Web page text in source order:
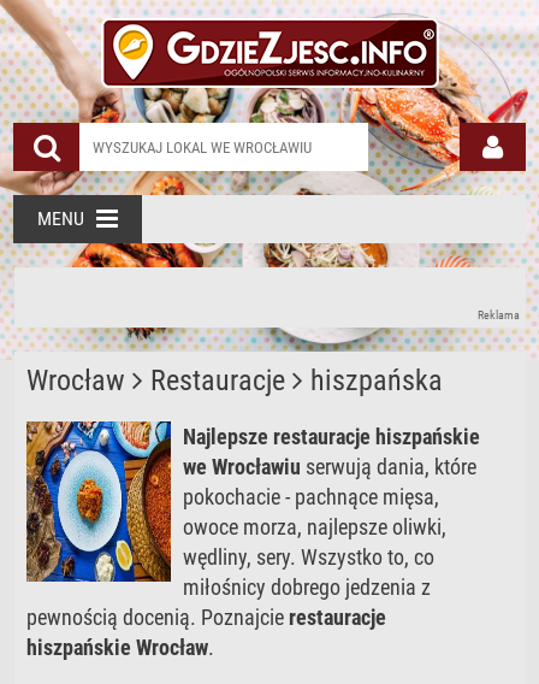
MENU
Reklama
Wrocław Restauracje hiszpańska
Najlepsze restauracje hiszpańskie
we Wrocławiu serwują dania, które
pokochacie - pachnące mięsa,
owoce morza, najlepsze oliwki,
wędliny, sery. Wszystko to, co
miłośnicy dobrego jedzenia z
pewnością docenią. Poznajcie restauracje
hiszpańskie Wrocław.